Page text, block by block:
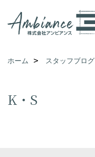
ホーム スタッフブログ
K・S